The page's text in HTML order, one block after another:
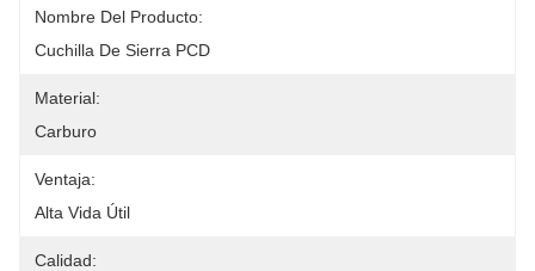
Nombre Del Producto:
Cuchilla De Sierra PCD
Material:
Carburo
Ventaja:
Alta Vida Útil
Calidad: